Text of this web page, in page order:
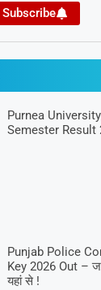
Subscribe
Purnea
Semester Result
Punjab Police
Key 2026 Out –
यहां से !